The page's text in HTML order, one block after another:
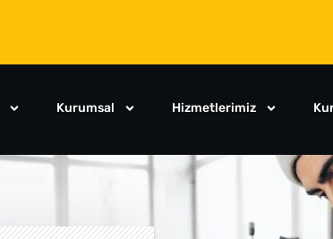
Kurumsal Hizmetlerimiz